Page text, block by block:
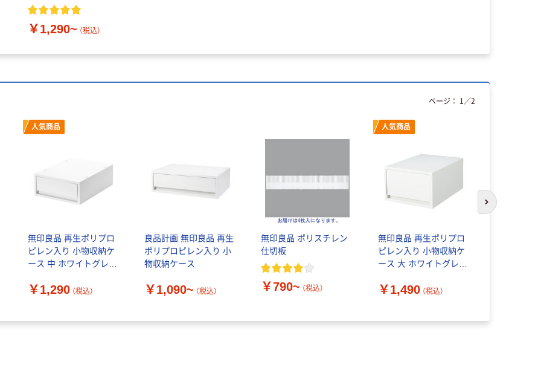
￥1,290~ （税込）
人気商品
無印良品 再生ポリプロ
ピレン入り 小物収納ケ
ース 中 ホワイトグレー
さ１２ｃｍ 良品計画
￥1,290 （税込）
良品計画 無印良品 再生
ポリプロピレン入り 小
物収納ケース
￥1,090~ （税込）
無印良品 ポリスチレン
仕切板
￥790~ （税込）
人気商品
無印良品 再生ポリプロ
ピレン入り 小物収納ケ
ース 大 ホワイトグレー
さ１７．５ｃｍ 良品計
￥1,490 （税込）
ページ： 1 ／2
次のスライド